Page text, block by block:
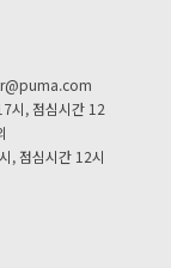
시, 점심시간 12
, 점심시간 12시